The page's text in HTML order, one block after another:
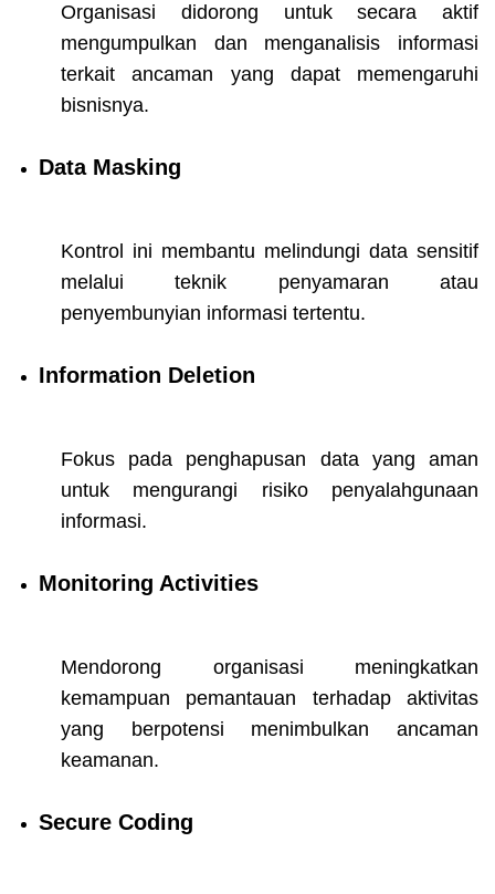
Organisasi didorong untuk secara aktif
mengumpulkan dan menganalisis informasi
terkait ancaman yang dapat memengaruhi
bisnisnya.
Data Masking
Kontrol ini membantu melindungi data sensitif
melalui teknik penyamaran atau
penyembunyian informasi tertentu.
Information Deletion
Fokus pada penghapusan data yang aman
untuk mengurangi risiko penyalahgunaan
informasi.
Monitoring Activities
Mendorong organisasi meningkatkan
kemampuan pemantauan terhadap aktivitas
yang berpotensi menimbulkan ancaman
keamanan.
Secure Coding